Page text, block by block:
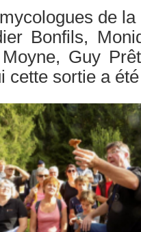
de
Bonfils,
Guy
cette sortie a